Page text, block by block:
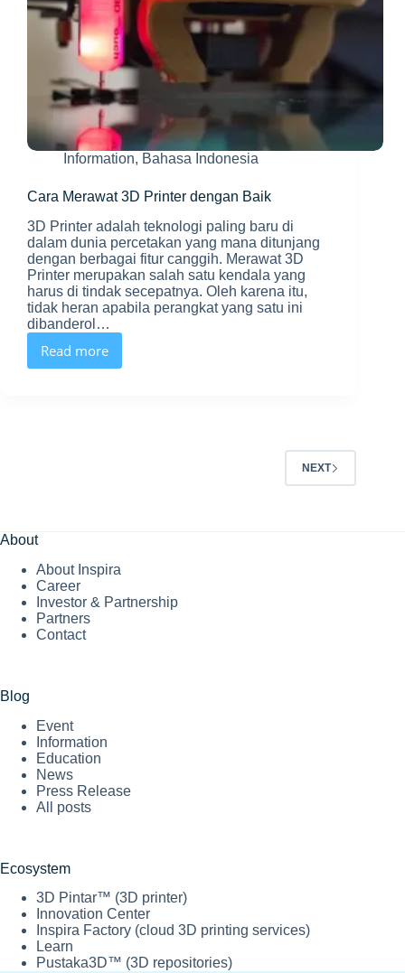
Information, Bahasa Indonesia
Cara Merawat 3D Printer dengan Baik
3D Printer adalah teknologi paling baru di
dalam dunia percetakan yang mana ditunjang
dengan berbagai fitur canggih. Merawat 3D
Printer merupakan salah satu kendala yang
harus di tindak secepatnya. Oleh karena itu,
tidak heran apabila perangkat yang satu ini
dibanderol…
Read more
Cara
Merawat
NEXT
About
About Inspira
Career
Investor & Partnership
Partners
Contact
Blog
Event
Information
Education
News
Press Release
All posts
Ecosystem
3D Pintar™ (3D printer)
Innovation Center
Inspira Factory (cloud 3D printing services)
Learn
Pustaka3D™ (3D repositories)